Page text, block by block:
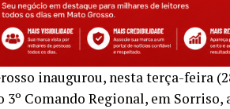
inaugurou, nesta terça-feira
Comando Regional, em Sorriso,